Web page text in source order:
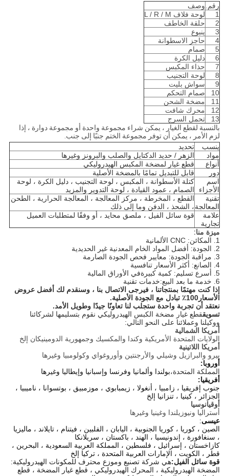
رقم.وصف
1
لوحة فلاف L / R / M
2
حلقة الخاطف
3
ينبوع
4
حاجز الاسطوانة
5
صمام
6
دليل الكرة
7
حذاء المكبس
8
لوحة التجنيب
9
سواش بليت
10
صمام التحكم
11
مضخة الشحن
12
محرك شافت
13
تحمل السرج
بالنسبة لقطع الغيار ، يمكن شراء مجموعة واحدة أو مجموعة دوارة ، إذا
لزم الأمر ، يمكن أن توفر مجموعة الختم جنبًا إلى جنب.
ينسب
تحديد
مواد
الزهر / حديد الدكتايل والصلب والبرونز وغيرها
أنواع
قطع غيار لمضخة المكبس الهيدروليكي
دور
قابل للتبديل تمامًا بالمضخة الأصلية
اسم
الأجزاء
كتلة الأسطوانة ، المكبس ، لوحة التجنيب ، دليل الكرة ، لوحة
الصمام ، عمود القيادة ، لوحة التدوير والمزيد
تقنية
المعالجة
القطع ، المخرطة ، مركز المعالجة ، المعالجة الحرارية ، الطحن
، الشحذ ، الدفن وما إلى ذلك
علامة
تجارية
قوة سائل الفيل ، ملصق محايد ، أو وفقًا لمتطلبات العميل
ميزة منا:
1. المكائن: CNC الألمانية
2. الجودة: أفضل المواد الخام المعدنية غير الحديدية
3. مراقبة الجودة: معايير فحص الجودة الصارمة
4. الصانع: أكثر الأسعار تنافسية
5. أسرع تسليم: كمية كبيرة
في الأوراق المالية
6. خدمة ما بعد البيع:
خدمات تقنية
إذا كنت مهتمًا بمنتجاتنا ، فيرجى الاتصال بنا ، وسنقدم لك أفضل عروض
الأسعار 100٪ تبادل مع الجودة الأصلية
.
نعتقد أن تجربة واحدة ستجلب لنا تعاونًا جيدًا وطويل الأمد.
تسويققطع غيار مضخة الكبس الهيدروليكي نقوم بتسليمها لشركائنا
ووكيلنا وعملائنا على النحو التالي:
أمريكا الشمالية
الولايات المتحدة الأمريكية وكندا والمكسيك وجمهورية الدومينيكان إلخ
أمريكا اللاتينية
بيرو والبرازيل وشيلي والأرجنتين وأوروغواي وكولومبيا وغيرها
أوروبا:
المملكة المتحدة،بولندا وألمانيا وفرنسا وإسبانيا وإيطاليا وغيرها
أفريقيا:
جنوب إفريقيا ، زامبيا ، أنغولا ، زيمبابوي ، موزمبيق ، بوتسوانا ، ناميبيا ،
الجزائر ، كينيا ، تنزانيا إلخ
أوقيانوسيا
أستراليا ونيوزيلندا وغينيا وغيرها
عيسى:
الصين ، كوريا ، كوريا الجنوبية ، اليابان ، الفلبين ، فيتنام ، تايلاند ، ماليزيا
، سنغافورة ، إندونيسيا ، الهند ، باكستان ، سريلانكا
كازاخستان ، إسرائيل ، فلسطين ، المملكة العربية السعودية ، البحرين ،
قطر ، الكويت ، الإمارات العربية المتحدة ، تركيا إلخ
قوة سائل الفيل:هي شركة تصنيع وموزع محترف للمكونات الهيدروليكية:
المضخة الهيدروليكية ، المحرك الهيدروليكي ، قطع غيار المضخة ، قطع